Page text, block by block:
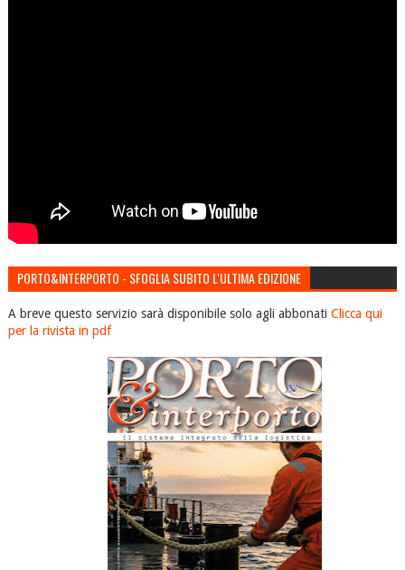
PORTO&INTERPORTO - SFOGLIA SUBITO L'ULTIMA EDIZIONE
A breve questo servizio sarà disponibile solo agli abbonati Clicca qui
per la rivista in pdf